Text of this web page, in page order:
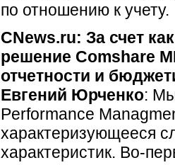
по отношению к учету.
CNews.ru: За счет
решение Comshare
отчетности и
Евгений Юрченко:
Performance
характеризующееся
характеристик. Во-